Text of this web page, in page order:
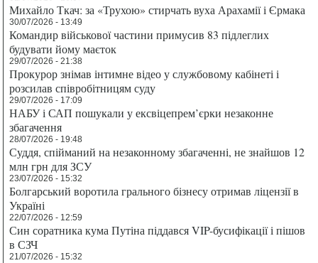
Михайло Ткач: за «Трухою» стирчать вуха Арахамії і Єрмака
30/07/2026 - 13:49
Командир військової частини примусив 83 підлеглих
будувати йому маєток
29/07/2026 - 21:38
Прокурор знімав інтимне відео у службовому кабінеті і
розсилав співробітницям суду
29/07/2026 - 17:09
НАБУ і САП пошукали у ексвіцепрем’єрки незаконне
збагачення
28/07/2026 - 19:48
Суддя, спійманий на незаконному збагаченні, не знайшов 12
млн грн для ЗСУ
23/07/2026 - 15:32
Болгарський воротила грального бізнесу отримав ліцензії в
Україні
22/07/2026 - 12:59
Син соратника кума Путіна піддався VIP-бусифікації і пішов
в СЗЧ
21/07/2026 - 15:32